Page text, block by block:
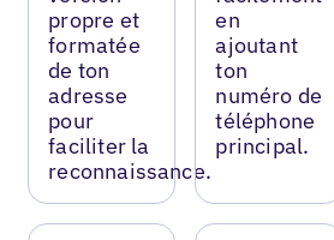
propre et
formatée
de ton
adresse
pour
faciliter la
reconnaissance.
en
ajoutant
ton
numéro de
téléphone
principal.